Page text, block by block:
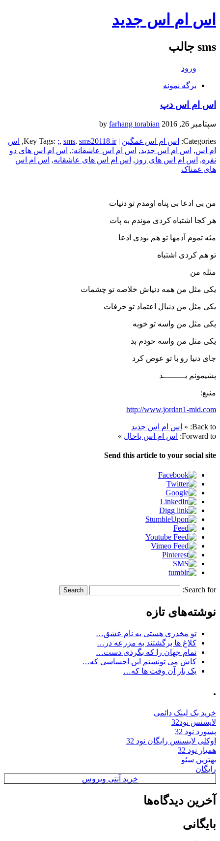
اس ام اس جدید
sms جالب
ورود
برگه نمونه
اس ام اس دپ
سپتامبر 26, 2016 farhang torabian
Categories: اس ام اس غمگین | Key Tags:
;, sms, sms20118.ir
, اس
ام اس, اس ام اس جدید, اس ام اس عاشقانه;, اس ام اس های دو
نفره, اس ام اس های روز , اس ام اس های عاشقانه, اس ام اس
های غمناک
من بی ادعا بی پناه اومدم تو دنیات
هر کجا اشتباه کردی موندم به پات
مثه تموم آدمها تو هم بودی ادعا
تو هم کردی اشتباه
مثله من
یکی مثل من همه دنیاش خلاصه تو چشمات
یکی مثل من دنبال اعتماد تو حرفات
یکی مثل من واسه تو خوبه
یکی مثل من واسه خودم بد
جای دنیا رو با تو عوض کرد
پشیمونم بـــــــــد
منبع:
http://www.jordan1-mid.com
Back to:
« اس ام اس جدید
Forward to:
اس ام اس باحال »
Send this article to your social site
Search for:
نوشته‌های تازه
تو مخدری هستی به نام عشق…
کلاغ ها برگشتند به مزرعه در…
تمام جهان را که بگردی دست…
کاش می تونستم این احساسی که…
یک بار آن وقت ها که…
.
خرید بک لینک دائمی
لایسنس نود32
پسورد نود 32
اوکلی لایسنس رایگان نود 32
همیار نود 32
بهترین سئو
رایگان
خرید آنتی ویروس
آخرین دیدگاه‌ها
بایگانی